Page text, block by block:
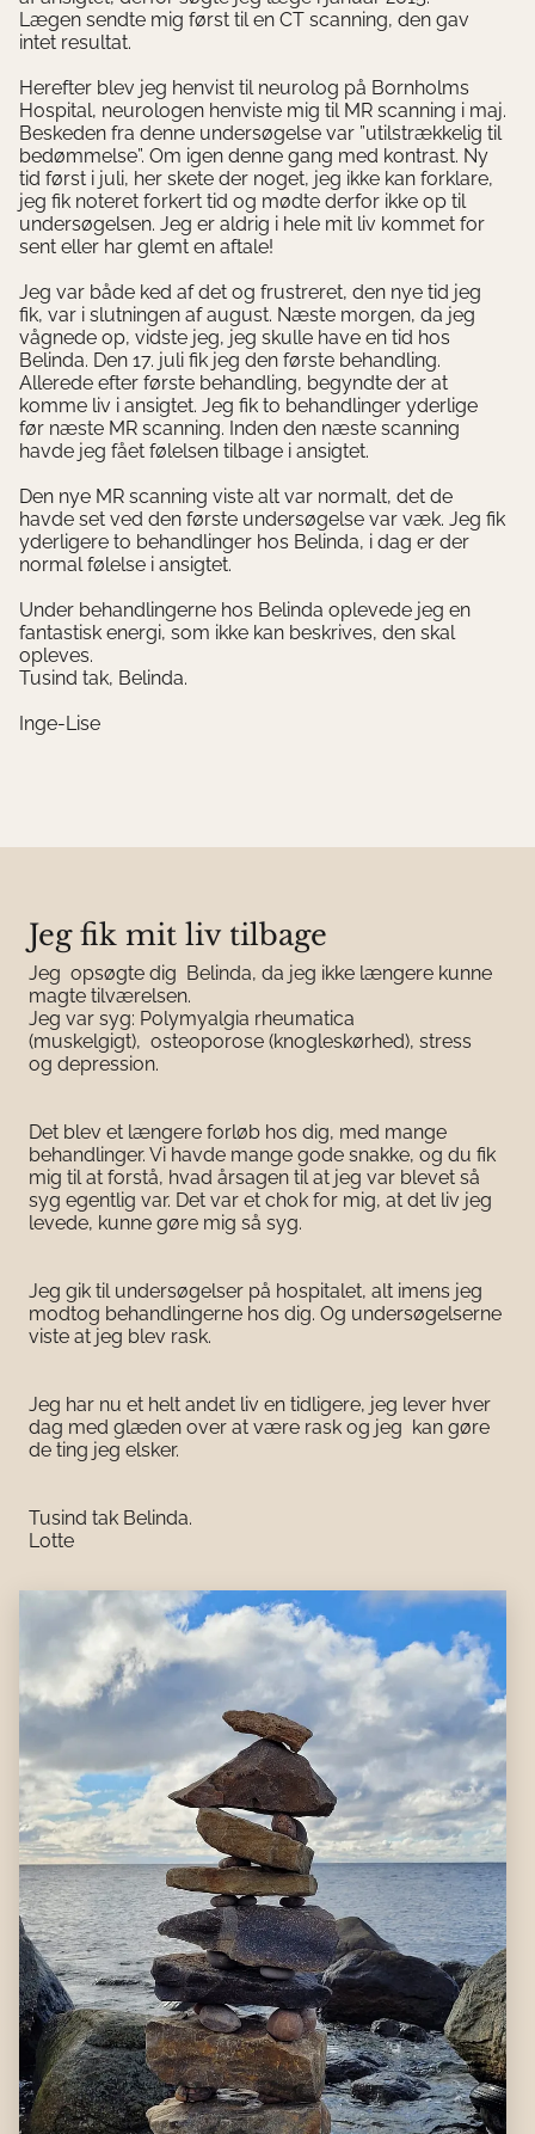
Lægen sendte mig først til en CT scanning, den gav
intet resultat.
Herefter blev jeg henvist til neurolog på Bornholms
Hospital, neurologen henviste mig til MR scanning i maj.
Beskeden fra denne undersøgelse var ”utilstrækkelig til
bedømmelse”. Om igen denne gang med kontrast. Ny
tid først i juli, her skete der noget, jeg ikke kan forklare,
jeg fik noteret forkert tid og mødte derfor ikke op til
undersøgelsen. Jeg er aldrig i hele mit liv kommet for
sent eller har glemt en aftale!
Jeg var både ked af det og frustreret, den nye tid jeg
fik, var i slutningen af august. Næste morgen, da jeg
vågnede op, vidste jeg, jeg skulle have en tid hos
Belinda. Den 17. juli fik jeg den første behandling.
Allerede efter første behandling, begyndte der at
komme liv i ansigtet. Jeg fik to behandlinger yderlige
før næste MR scanning. Inden den næste scanning
havde jeg fået følelsen tilbage i ansigtet.
Den nye MR scanning viste alt var normalt, det de
havde set ved den første undersøgelse var væk. Jeg fik
yderligere to behandlinger hos Belinda, i dag er der
normal følelse i ansigtet.
Under behandlingerne hos Belinda oplevede jeg en
fantastisk energi, som ikke kan beskrives, den skal
opleves.
Tusind tak, Belinda.
Inge-Lise
Jeg fik mit liv tilbage
Jeg opsøgte dig Belinda, da jeg ikke længere kunne
magte tilværelsen.
Jeg var syg: Polymyalgia rheumatica
(muskelgigt), osteoporose (knogleskørhed), stress
og depression.
Det blev et længere forløb hos dig, med mange
behandlinger. Vi havde mange gode snakke, og du fik
mig til at forstå, hvad årsagen til at jeg var blevet så
syg egentlig var. Det var et chok for mig, at det liv jeg
levede, kunne gøre mig så syg.
Jeg gik til undersøgelser på hospitalet, alt imens jeg
modtog behandlingerne hos dig. Og undersøgelserne
viste at jeg blev rask.
Jeg har nu et helt andet liv en tidligere, jeg lever hver
dag med glæden over at være rask og jeg kan gøre
de ting jeg elsker.
Tusind tak Belinda.
Lotte